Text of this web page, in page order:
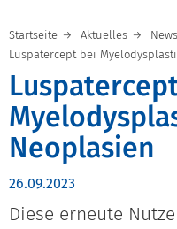
Startseite Aktuelles News
Luspatercept bei
Neoplasien
26.09.2023
Diese erneute